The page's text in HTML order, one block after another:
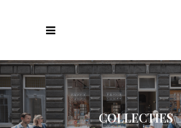
COLLECTIES